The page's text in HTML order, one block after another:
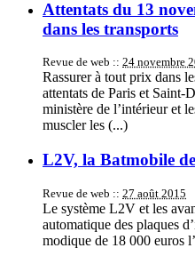
Attentats du 13
dans les transports
Revue de web :: 24 novembre
Rassurer à tout prix dans
attentats de Paris et Saint-
ministère de l’intérieur et
muscler les (...)
L2V, la Batmobile
Revue de web :: 27 août 2015
Le système L2V et les
automatique des plaques
modique de 18 000 euros